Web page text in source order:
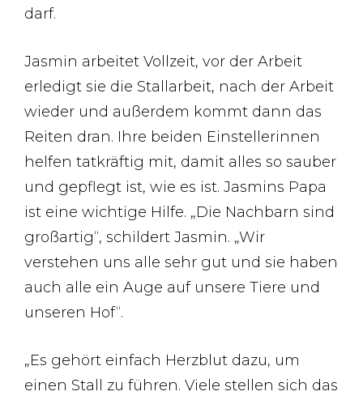
darf.
Jasmin arbeitet Vollzeit, vor der Arbeit
erledigt sie die Stallarbeit, nach der Arbeit
wieder und außerdem kommt dann das
Reiten dran. Ihre beiden Einstellerinnen
helfen tatkräftig mit, damit alles so sauber
und gepflegt ist, wie es ist. Jasmins Papa
ist eine wichtige Hilfe. „Die Nachbarn sind
großartig“, schildert Jasmin. „Wir
verstehen uns alle sehr gut und sie haben
auch alle ein Auge auf unsere Tiere und
unseren Hof“.
„Es gehört einfach Herzblut dazu, um
einen Stall zu führen. Viele stellen sich das